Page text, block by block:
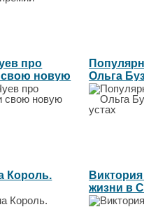
про
свою новую
Ольга
на устах...
Король.
жизни в
и